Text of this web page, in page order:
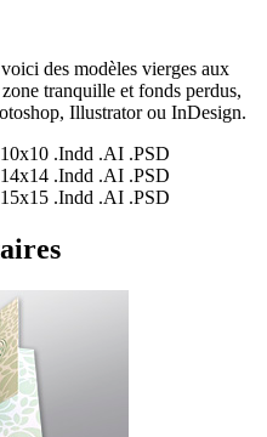
des modèles vierges aux
tranquille et fonds perdus,
Illustrator ou InDesign.
.Indd .AI .PSD
.Indd .AI .PSD
.Indd .AI .PSD